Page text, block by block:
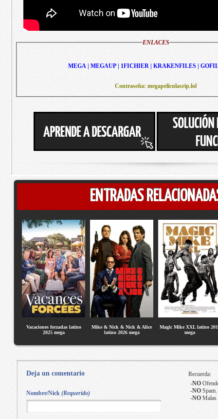
ENLACES
MEGA | MEGAUP | 1FICHIER | KRAKENFILES |
Contraseña: megapeliculasrip.lol
ENTRADAS
Vacaciones forzadas latino
2025 mega
Mike & Nick & Nick & Alice
latino 2026 mega
Magic Mike XXL latino
mega
Deja un comentario
Recuerda:
-NO
-NOSpam.
-NOMalas
Nombre/Nick (Requerido)